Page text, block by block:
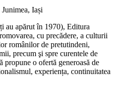
au apărut în 1970), Editura
cu precădere, a culturii
românilor de pretutindeni,
precum şi spre curentele de
propune o ofertă generoasă de
experiența, continuitatea